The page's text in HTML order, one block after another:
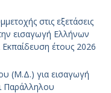
στις εξετάσεις
εισαγωγή Ελλήνων
έτους 2026
(Μ.Δ.) για εισαγωγή
Παράλληλου